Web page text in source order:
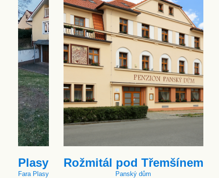
Plasy
Fara Plasy
Rožmitál pod Třemšínem
Panský dům